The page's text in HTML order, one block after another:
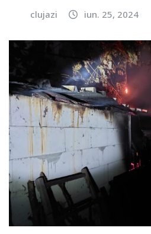
clujazi iun. 25, 2024